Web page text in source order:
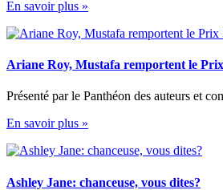
En savoir plus »
Ariane Roy, Mustafa remportent le
Présenté par le Panthéon des auteurs et
En savoir plus »
Ashley Jane: chanceuse, vous dites?